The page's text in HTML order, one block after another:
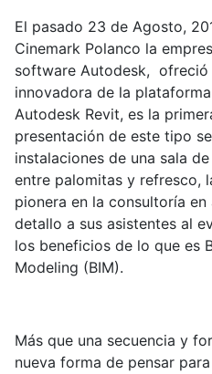
El pasado 23 de Agosto,
Cinemark Polanco la
software Autodesk, ofreció
innovadora de la
Autodesk Revit, es la
presentación de este tipo
instalaciones de una sala
entre palomitas y refresco,
pionera en la consultoría
detallo a sus asistentes al
los beneficios de lo que es
Modeling (BIM).
Más que una secuencia y
nueva forma de pensar